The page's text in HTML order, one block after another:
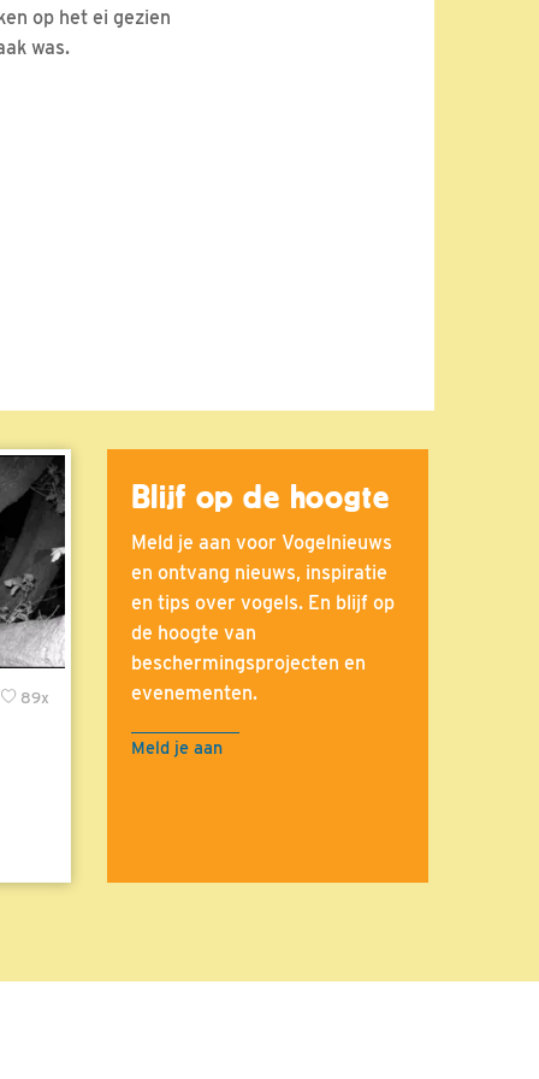
op het ei gezien
was.
89x
Blijf op de hoogte
Meld je aan voor Vogelnieuws
en ontvang nieuws, inspiratie
en tips over vogels. En blijf op
de hoogte van
beschermingsprojecten en
evenementen.
Meld je aan